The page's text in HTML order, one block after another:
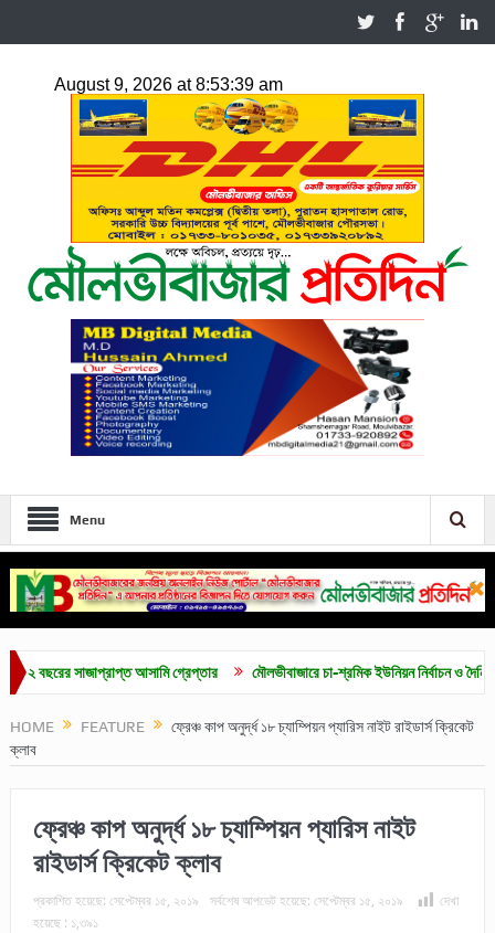
Menu
সাজাপ্রাপ্ত আসামি গ্রেপ্তার মৌলভীবাজারে চা-শ্রমিক ইউনিয়ন নির্বাচন ও দৈনিক ৫০০
HOME FEATURE
ফ্রেঞ্চ কাপ অনুর্দ্ধ ১৮ চ্যাম্পিয়ন প্যারিস নাইট রাইডার্স ক্রিকেট
ক্লাব
ফ্রেঞ্চ কাপ অনুর্দ্ধ ১৮ চ্যাম্পিয়ন প্যারিস নাইট
রাইডার্স ক্রিকেট ক্লাব
প্রকাশিত হয়েছে: সেপ্টেম্বর ১৫, ২০১৯ সর্বশেষ আপডেট হয়েছে: সেপ্টেম্বর ১৫, ২০১৯
দেখা
হয়েছে : ১,৩৯১